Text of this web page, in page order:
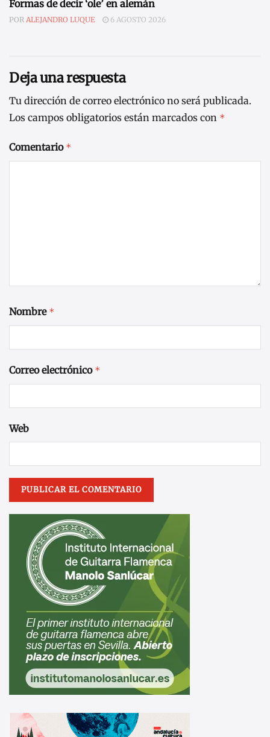
Formas de decir ‘ole’ en alemán
POR ALEJANDRO LUQUE 6 AGOSTO 2026
Deja una respuesta
Tu dirección de correo electrónico no será publicada.
Los campos obligatorios están marcados con *
Comentario *
Nombre *
Correo electrónico *
Web